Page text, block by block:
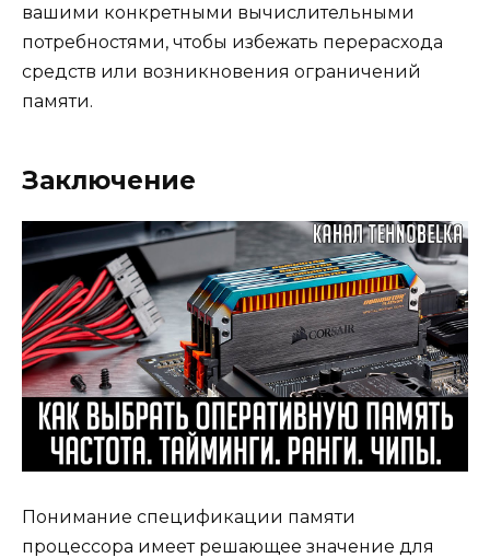
вашими конкретными вычислительными
потребностями, чтобы избежать перерасхода
средств или возникновения ограничений
памяти.
Заключение
Понимание спецификации памяти
процессора имеет решающее значение для